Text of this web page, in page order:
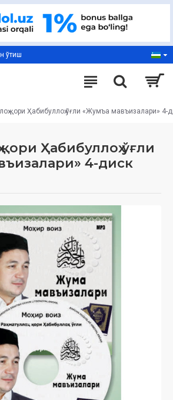
ўтиш
қори Ҳабибуллоҳ ўғли «Жумъа мавъизалари»
қори Ҳабибуллоҳ ўғли
4-диск